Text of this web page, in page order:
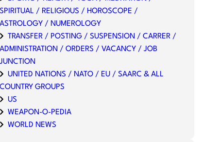
SPIRITUAL / RELIGIOUS / HOROSCOPE /
ASTROLOGY / NUMEROLOGY
TRANSFER / POSTING / SUSPENSION / CARRER /
ADMINISTRATION / ORDERS / VACANCY / JOB
JUNCTION
UNITED NATIONS / NATO / EU / SAARC & ALL
COUNTRY GROUPS
US
WEAPON-O-PEDIA
WORLD NEWS